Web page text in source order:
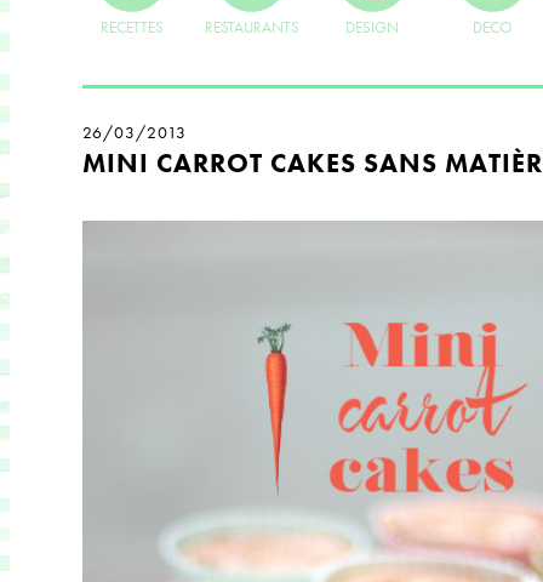
RECETTES RESTAURANTS DESIGN DECO
26/03/2013
MINI CARROT CAKES SANS